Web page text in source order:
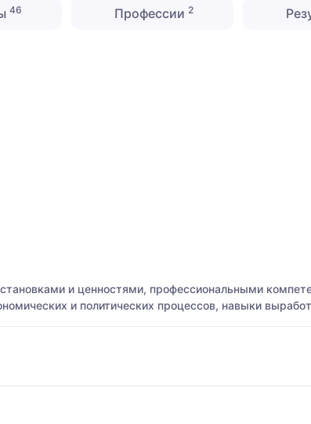
46 Профессии 2
и ценностями, профессиональными
и политических процессов, навыки